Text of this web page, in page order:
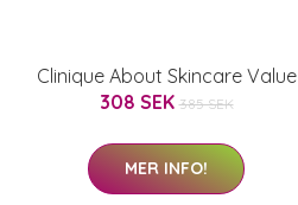
Clinique About Skincare Value
308 SEK 385 SEK
MER INFO!